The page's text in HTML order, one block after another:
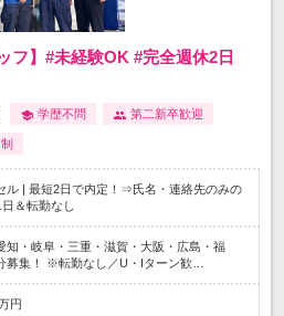
フ】#未経験OK #完全週休2日
学歴不問 第二新卒歓迎
ル | 最短2日で内定！⇒氏名・連絡先のみの
＆転勤なし
知・岐阜・三重・滋賀・大阪・広島・福
募集！ ※転勤なし／U・Iターン歓…
円